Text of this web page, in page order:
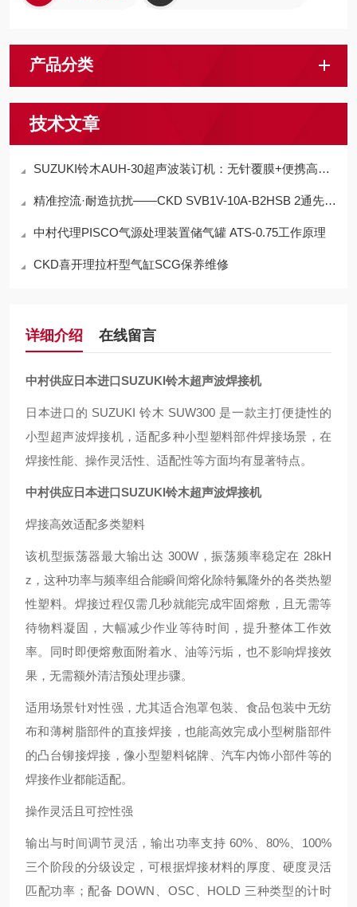
产品分类
技术文章
SUZUKI铃木AUH-30超声波装订机：无针覆膜+便携高效，解锁工业装订新体验
精准控流·耐造抗扰——CKD SVB1V-10A-B2HSB 2通先导电磁阀
中村代理PISCO气源处理装置储气罐 ATS-0.75工作原理
CKD喜开理拉杆型气缸SCG保养维修
详细介绍 在线留言
中村供应日本进口SUZUKI铃木超声波焊接机
日本进口的 SUZUKI 铃木 SUW300 是一款主打便捷性的
小型超声波焊接机，适配多种小型塑料部件焊接场景，在
焊接性能、操作灵活性、适配性等方面均有显著特点。
中村供应日本进口SUZUKI铃木超声波焊接机
焊接高效适配多类塑料
该机型振荡器最大输出达 300W，振荡频率稳定在 28kH
z，这种功率与频率组合能瞬间熔化除特氟隆外的各类热塑
性塑料。焊接过程仅需几秒就能完成牢固熔敷，且无需等
待物料凝固，大幅减少作业等待时间，提升整体工作效
率。同时即便熔敷面附着水、油等污垢，也不影响焊接效
果，无需额外清洁预处理步骤。
适用场景针对性强，尤其适合泡罩包装、食品包装中无纺
布和薄树脂部件的直接焊接，也能高效完成小型树脂部件
的凸台铆接焊接，像小型塑料铭牌、汽车内饰小部件等的
焊接作业都能适配。
操作灵活且可控性强
输出与时间调节灵活，输出功率支持 60%、80%、100%
三个阶段的分级设定，可根据焊接材料的厚度、硬度灵活
匹配功率；配备 DOWN、OSC、HOLD 三种类型的计时